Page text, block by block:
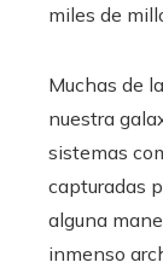
miles de
Muchas de
nuestra
sistemas
capturadas
alguna
inmenso